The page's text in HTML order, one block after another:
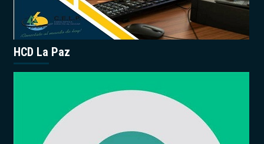
HCD La Paz